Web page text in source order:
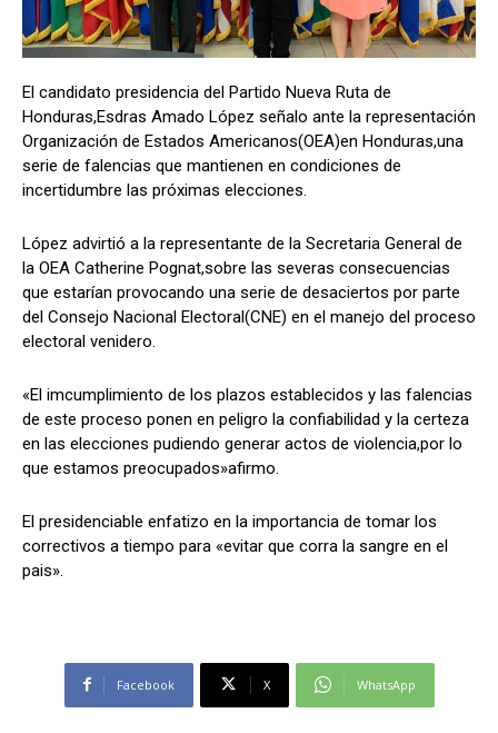
Comparta
Síganos
Comparta
Síganos
El candidato presidencia del Partido Nueva Ruta de
Honduras,Esdras Amado López señalo ante la representación
Organización de Estados Americanos(OEA)en Honduras,una
serie de falencias que mantienen en condiciones de
incertidumbre las próximas elecciones.
López advirtió a la representante de la Secretaria General de
la OEA Catherine Pognat,sobre las severas consecuencias
que estarían provocando una serie de desaciertos por parte
del Consejo Nacional Electoral(CNE) en el manejo del proceso
electoral venidero.
«El imcumplimiento de los plazos establecidos y las falencias
de este proceso ponen en peligro la confiabilidad y la certeza
en las elecciones pudiendo generar actos de violencia,por lo
que estamos preocupados»afirmo.
El presidenciable enfatizo en la importancia de tomar los
correctivos a tiempo para «evitar que corra la sangre en el
pais».
Facebook X WhatsApp